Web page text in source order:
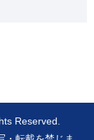
Reserved.